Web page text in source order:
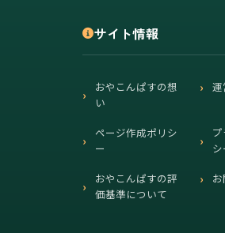
サイト情報
おやこんぱすの想
い
運
ページ作成ポリシ
ー
シ
おやこんぱすの評
価基準について